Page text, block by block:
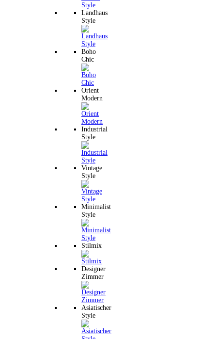
Landhaus
Style
Boho
Chic
Orient
Modern
Industrial
Style
Vintage
Style
Minimalist
Style
Stilmix
Designer
Zimmer
Asiatischer
Style